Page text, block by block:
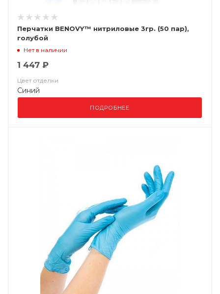
Перчатки BENOVY™ нитриловые 3гр. (50 пар),
голубой
Нет в наличии
1 447 ₽
Цвет отделки
Синий
ПОДРОБНЕЕ